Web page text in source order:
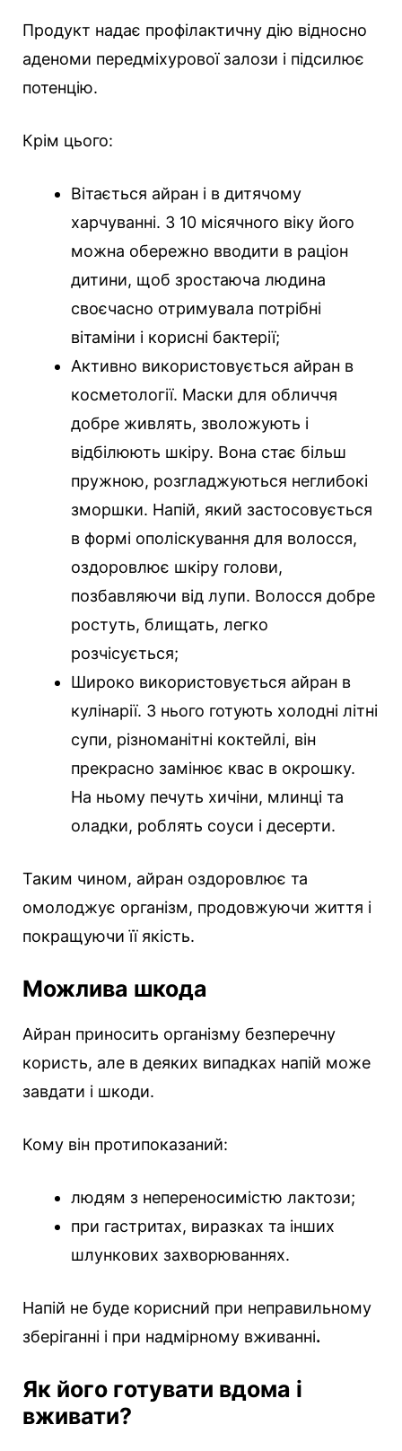
Продукт надає профілактичну дію відносно
аденоми передміхурової залози і підсилює
потенцію.
Крім цього:
Вітається айран і в дитячому
харчуванні. З 10 місячного віку його
можна обережно вводити в раціон
дитини, щоб зростаюча людина
своєчасно отримувала потрібні
вітаміни і корисні бактерії;
Активно використовується айран в
косметології. Маски для обличчя
добре живлять, зволожують і
відбілюють шкіру. Вона стає більш
пружною, розгладжуються неглибокі
зморшки. Напій, який застосовується
в формі ополіскування для волосся,
оздоровлює шкіру голови,
позбавляючи від лупи. Волосся добре
ростуть, блищать, легко
розчісується;
Широко використовується айран в
кулінарії. З нього готують холодні літні
супи, різноманітні коктейлі, він
прекрасно замінює квас в окрошку.
На ньому печуть хичіни, млинці та
оладки, роблять соуси і десерти.
Таким чином, айран оздоровлює та
омолоджує організм, продовжуючи життя і
покращуючи її якість.
Можлива шкода
Айран приносить організму безперечну
користь, але в деяких випадках напій може
завдати і шкоди.
Кому він протипоказаний:
людям з непереносимістю лактози;
при гастритах, виразках та інших
шлункових захворюваннях.
Напій не буде корисний при неправильному
зберіганні і при надмірному вживанні.
Як його готувати вдома і
вживати?